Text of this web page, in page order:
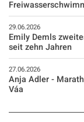
29.06.2026
Emily Demls
seit zehn Jahren
27.06.2026
Anja Adler -
Váa